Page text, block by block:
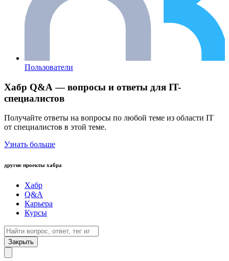
Пользователи
Хабр Q&A — вопросы и ответы для IT-
специалистов
Получайте ответы на вопросы по любой теме из области IT
от специалистов в этой теме.
Узнать больше
другие проекты хабра
Хабр
Q&A
Карьера
Курсы
Закрыть